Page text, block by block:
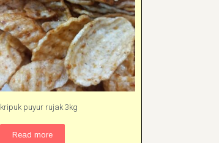
kripuk puyur rujak 3kg
Read more